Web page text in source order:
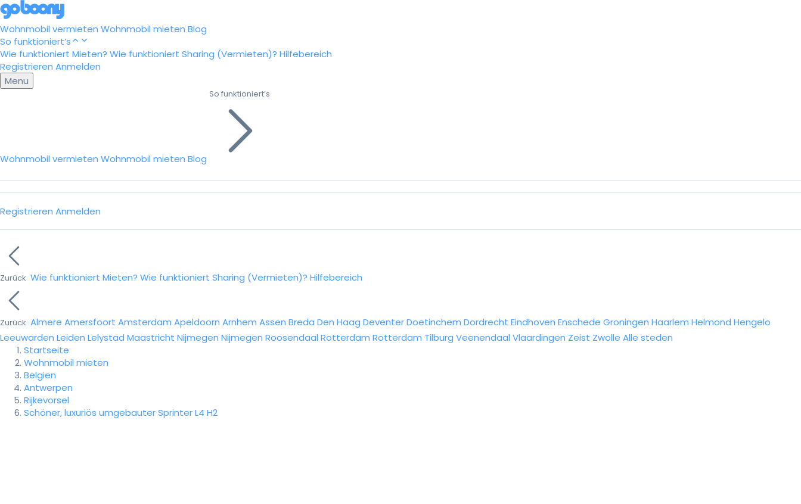
Wohnmobil vermieten Wohnmobil mieten Blog
So funktioniert’s
Wie funktioniert Mieten? Wie funktioniert Sharing (Vermieten)? Hilfebereich
Registrieren Anmelden
Menu
Wohnmobil vermieten Wohnmobil mieten Blog
So funktioniert’s
Registrieren Anmelden
Zurück Wie funktioniert Mieten? Wie funktioniert Sharing (Vermieten)? Hilfebereich
Zurück Almere Amersfoort Amsterdam Apeldoorn Arnhem Assen Breda Den Haag DeventerDoetinchem Dordrecht Eindhoven Enschede Groningen Haarlem Helmond Hengelo
Leeuwarden Leiden Lelystad Maastricht Nijmegen Nijmegen Roosendaal Rotterdam Rotterdam Tilburg Veenendaal Vlaardingen Zeist Zwolle Alle steden
Startseite
Wohnmobil mieten
Belgien
Antwerpen
Rijkevorsel
Schöner, luxuriös umgebauter Sprinter L4 H2